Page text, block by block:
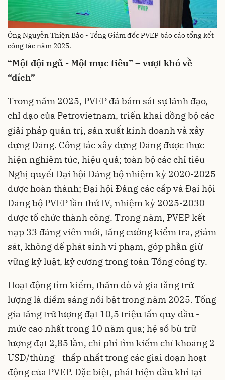
Ông Nguyễn Thiện Bảo - Tổng Giám đốc PVEP báo cáo tổng kết
công tác năm 2025.
“Mộtđộingũ -Mộtmục tiêu” – vượt khó về
“đích”
Trong năm 2025, PVEP đã bám sát sự lãnh đạo,
chỉ đạo của Petrovietnam, triển khai đồng bộ các
giải pháp quản trị, sản xuất kinh doanh và xây
dựng Đảng. Công tác xây dựng Đảng được thực
hiện nghiêm túc, hiệu quả; toàn bộ các chỉ tiêu
Nghị quyết Đại hội Đảng bộ nhiệm kỳ 2020-2025
được hoàn thành; Đại hội Đảng các cấp và Đại hội
Đảng bộ PVEP lần thứ IV, nhiệm kỳ 2025-2030
được tổ chức thành công. Trong năm, PVEP kết
nạp 33 đảng viên mới, tăng cường kiểm tra, giám
sát, không để phát sinh vi phạm, góp phần giữ
vững kỷ luật, kỷ cương trong toàn Tổng công ty.
Hoạt động tìm kiếm, thăm dò và gia tăng trữ
lượng là điểm sáng nổi bật trong năm 2025. Tổng
gia tăng trữ lượng đạt 10,5 triệu tấn quy dầu -
mức cao nhất trong 10 năm qua; hệ số bù trữ
lượng đạt 2,85 lần, chi phí tìm kiếm chỉ khoảng 2
USD/thùng - thấp nhất trong các giai đoạn hoạt
động của PVEP. Đặc biệt, phát hiện dầu khí tại